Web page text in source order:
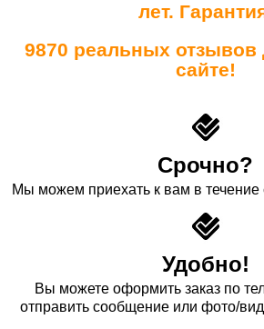
лет.
9870 реальных
сайте!
Срочно?
Мы можем приехать к вам в
Удобно!
Вы можете оформить заказ по
отправить сообщение или фото/